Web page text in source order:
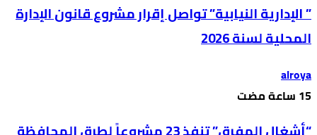
” الإدارية النيابية” تواصل إقرار مشروع قانون الإدارة
المحلية لسنة 2026
alroya